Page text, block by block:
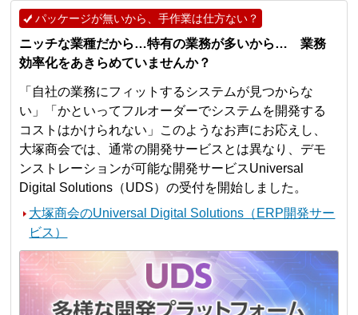
パッケージが無いから、手作業は仕方ない？
ニッチな業種だから…特有の業務が多いから… 業務
効率化をあきらめていませんか？
「自社の業務にフィットするシステムが見つからな
い」「かといってフルオーダーでシステムを開発する
コストはかけられない」このようなお声にお応えし、
大塚商会では、通常の開発サービスとは異なり、デモ
ンストレーションが可能な開発サービスUniversal
Digital Solutions（UDS）の受付を開始しました。
大塚商会のUniversal Digital Solutions（ERP開発サー
ビス）